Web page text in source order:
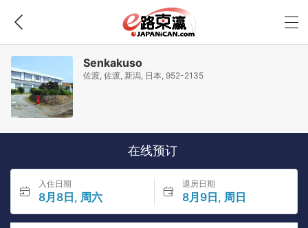
Senkakuso
佐渡, 佐渡, 新潟, 日本, 952-2135
在线预订
入住日期
8月8日, 周六
退房日期
8月9日, 周日